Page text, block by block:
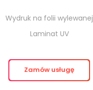
Wydruk na folii wylewanej
Laminat UV
Zamów usługę